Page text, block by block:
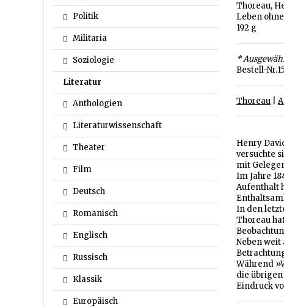
Politik
Militaria
Soziologie
Literatur
Anthologien
Literaturwissenschaft
Theater
Film
Deutsch
Romanisch
Englisch
Russisch
Klassik
Europäisch
Thoreau,
Leben
192 g
*
Bestell-
Thoreau
Henry
versuchte
mit
Im Jahre
Aufenthalt
In den
Thoreau
Neben
Während
die
Eindruck